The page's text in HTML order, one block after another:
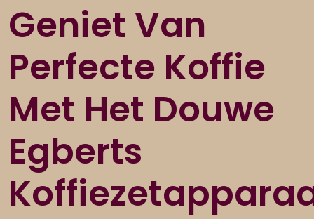
Geniet Van
Perfecte Koffie
Met Het Douwe
Egberts